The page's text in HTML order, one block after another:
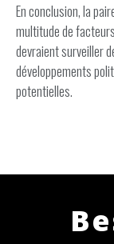
En conclusion, la
multitude de
devraient surveiller
développements
potentielles.